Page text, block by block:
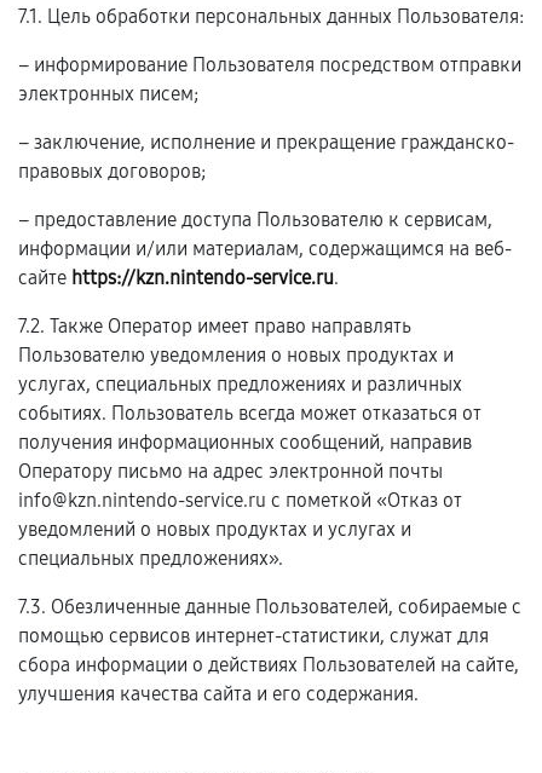
7.1. Цель обработки персональных данных Пользователя:
– информирование Пользователя посредством отправки
электронных писем;
– заключение, исполнение и прекращение гражданско-
правовых договоров;
– предоставление доступа Пользователю к сервисам,
информации и/или материалам, содержащимся на веб-
сайте https://kzn.nintendo-service.ru.
7.2. Также Оператор имеет право направлять
Пользователю уведомления о новых продуктах и
услугах, специальных предложениях и различных
событиях. Пользователь всегда может отказаться от
получения информационных сообщений, направив
Оператору письмо на адрес электронной почты
info@kzn.nintendo-service.ru с пометкой «Отказ от
уведомлений о новых продуктах и услугах и
специальных предложениях».
7.3. Обезличенные данные Пользователей, собираемые с
помощью сервисов интернет-статистики, служат для
сбора информации о действиях Пользователей на сайте,
улучшения качества сайта и его содержания.